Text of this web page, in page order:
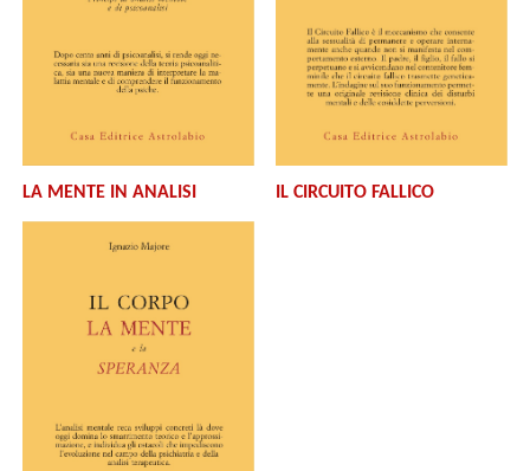
LA MENTE IN ANALISI IL CIRCUITO FALLICO